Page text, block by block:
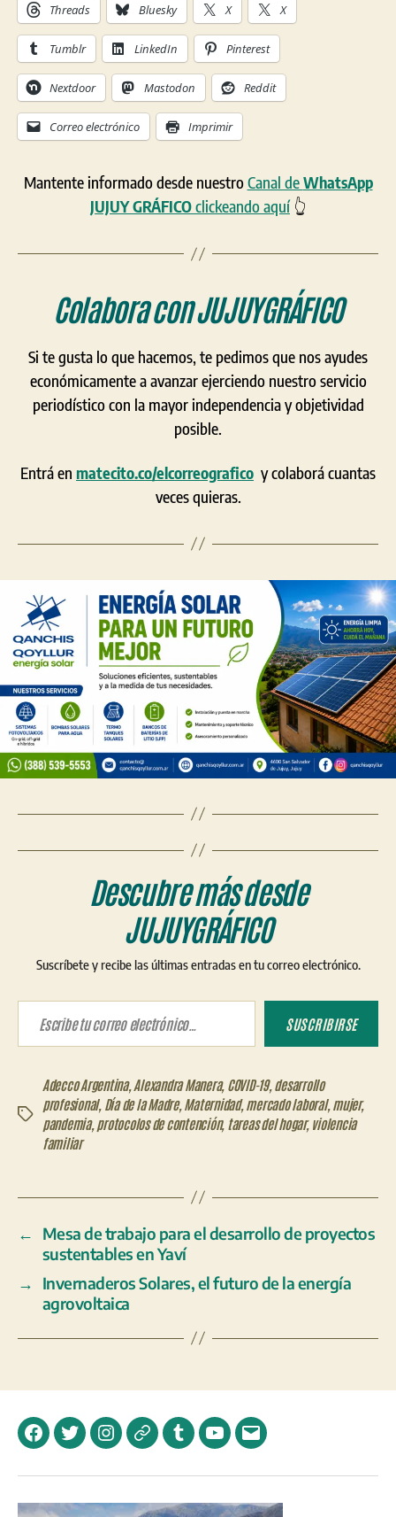
Threads Bluesky X X
Tumblr LinkedIn Pinterest
Nextdoor Mastodon Reddit
Correo electrónico Imprimir
Mantente informado desde nuestroCanal deWhatsApp
JUJUY GRÁFICOclickeando aquí👆
Colabora conJUJUYGRÁFICO
Si te gusta lo que hacemos, te pedimos que nos ayudes
económicamente a avanzar ejerciendo nuestro servicio
periodístico con la mayor independencia y objetividad
posible.
Entrá en matecito.co/elcorreografico y colaborá cuantas
veces quieras.
Descubre más desde
JUJUYGRÁFICO
Suscríbete y recibe las últimas entradas en tu correo electrónico.
Escribe tu correo electrónico…
SUSCRIBIRSE
Etiquetas
Adecco Argentina, Alexandra Manera, COVID-19, desarrollo
profesional, Día de la Madre, Maternidad, mercado laboral, mujer,
pandemia, protocolos de contención, tareas del hogar, violencia
familiar
←
Mesa de trabajo para el desarrollo de proyectos
sustentables en Yaví
→
Invernaderos Solares, el futuro de la energía
agrovoltaica
FacebookTwitterInstagramTelegramTumblrYouTubeCorreo